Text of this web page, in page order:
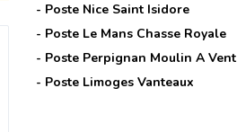
- Poste Nice Saint Isidore
- Poste Le Mans Chasse Royale
- Poste Perpignan Moulin A Vent
- Poste Limoges Vanteaux